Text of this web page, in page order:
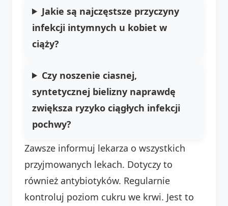
Jakie są najczęstsze przyczyny
infekcji intymnych u kobiet w
ciąży?
Czy noszenie ciasnej,
syntetycznej bielizny naprawdę
zwiększa ryzyko ciągłych infekcji
pochwy?
Zawsze informuj lekarza o wszystkich
przyjmowanych lekach. Dotyczy to
również antybiotyków. Regularnie
kontroluj poziom cukru we krwi. Jest to